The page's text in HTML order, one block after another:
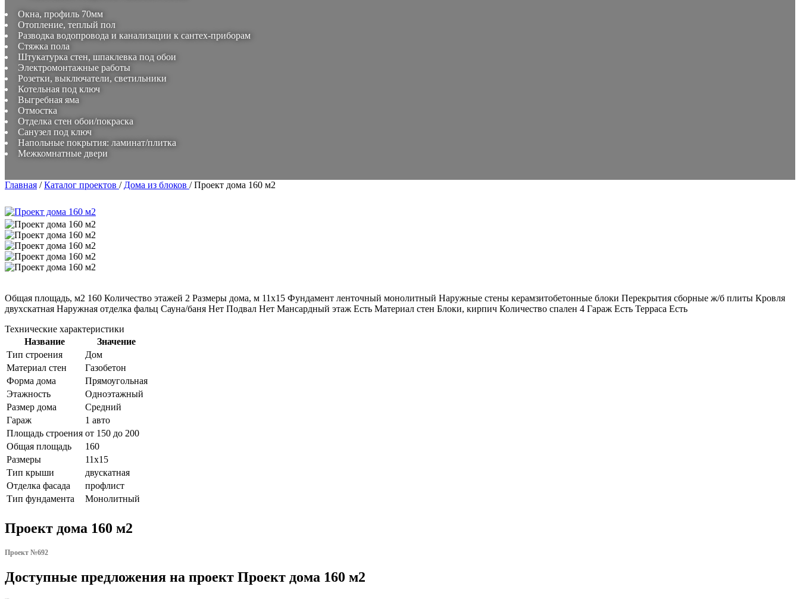
Окна, профиль 70мм
Отопление, теплый пол
Разводка водопровода и канализации к сантех-приборам
Стяжка пола
Штукатурка стен, шпаклевка под обои
Электромонтажные работы
Розетки, выключатели, светильники
Котельная под ключ
Выгребная яма
Отмостка
Отделка стен обои/покраска
Санузел под ключ
Напольные покрытия: ламинат/плитка
Межкомнатные двери
Главная /Каталог проектов / Дома из блоков /Проект дома 160 м2
Общая площадь, м2 160 Количество этажей 2 Размеры дома, м 11х15 Фундамент ленточный монолитный Наружные стены керамзитобетонные блоки Перекрытия сборные ж/б плиты Кровля
двухскатная Наружная отделка фальц Сауна/баня Нет Подвал Нет Мансардный этаж Есть Материал стен Блоки, кирпич Количество спален 4 Гараж Есть Терраса Есть
Технические характеристики
Название
Значение
Тип строения
Дом
Материал стен
Газобетон
Форма дома
Прямоугольная
Этажность
Одноэтажный
Размер дома
Средний
Гараж
1 авто
Площадь строения от 150 до 200
Общая площадь
160
Размеры
11х15
Тип крыши
двускатная
Отделка фасада
профлист
Тип фундамента
Монолитный
Проект дома 160 м2
Проект №692
Доступные предложения на проект Проект дома 160 м2